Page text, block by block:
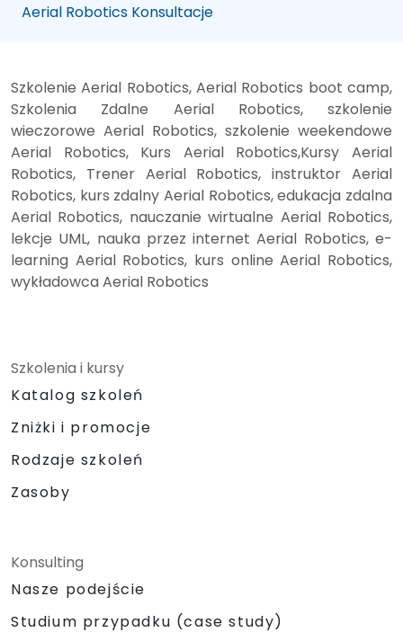
Aerial Robotics Konsultacje
Szkolenie Aerial Robotics, Aerial Robotics boot camp,
Szkolenia Zdalne Aerial Robotics, szkolenie
wieczorowe Aerial Robotics, szkolenie weekendowe
Aerial Robotics, Kurs Aerial Robotics,Kursy Aerial
Robotics, Trener Aerial Robotics, instruktor Aerial
Robotics, kurs zdalny Aerial Robotics, edukacja zdalna
Aerial Robotics, nauczanie wirtualne Aerial Robotics,
lekcje UML, nauka przez internet Aerial Robotics, e-
learning Aerial Robotics, kurs online Aerial Robotics,
wykładowca Aerial Robotics
Szkolenia i kursy
Katalog szkoleń
Zniżki i promocje
Rodzaje szkoleń
Zasoby
Konsulting
Nasze podejście
Studium przypadku (case study)